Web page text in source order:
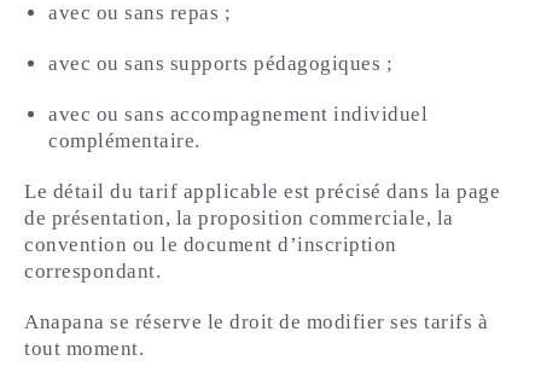
avec ou sans repas ;
avec ou sans supports pédagogiques ;
avec ou sans accompagnement individuel
complémentaire.
Le détail du tarif applicable est précisé dans la page
de présentation, la proposition commerciale, la
convention ou le document d’inscription
correspondant.
Anapana se réserve le droit de modifier ses tarifs à
tout moment.